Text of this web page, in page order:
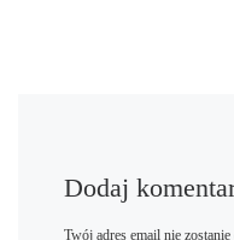
Dodaj
Twój adres email nie